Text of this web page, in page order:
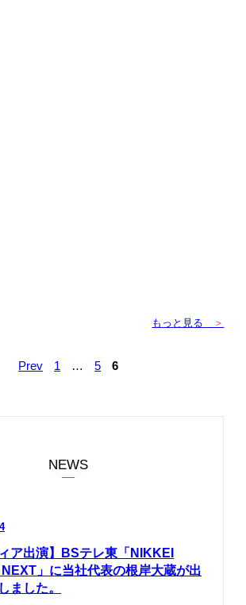
もっと見る ＞
Prev 1 … 5 6
NEWS
ィア出演】BSテレ東「NIKKEI
」に当社代表の根岸大蔵が出
ました。